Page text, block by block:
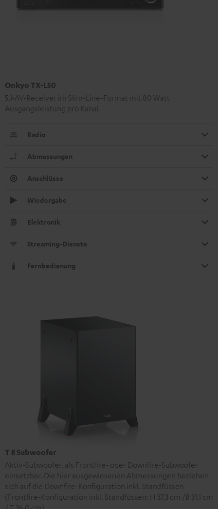
Onkyo TX-L50
5.1-AV-Receiver im Slim-Line-Format mit 80 Watt
Ausgangsleistung pro Kanal
Radio
Abmessungen
Anschlüsse
Wiedergabe
Elektronik
Streaming-Dienste
Fernbedienung
T 8 Subwoofer
Aktiv-Subwoofer, als Frontfire- oder Downfire-Subwoofer
einsetzbar. Die hier ausgewiesenen Abmessungen beziehen
sich auf die Downfire-Konfiguration inkl. Standfüssen
(Frontfire-Konfiguration inkl. Standfüssen: H 37,3 cm /B 31,1 cm